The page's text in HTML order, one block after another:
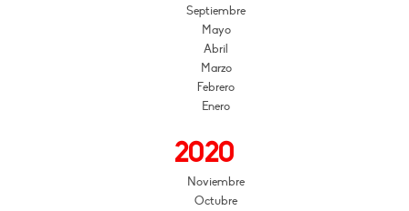
Septiembre
Mayo
Abril
Marzo
Febrero
Enero
2020
Noviembre
Octubre